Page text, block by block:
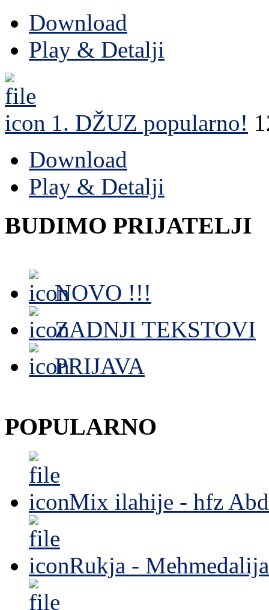
Download
Play & Detalji
1. DŽUZ popularno!
Download
Play & Detalji
BUDIMO PRIJATELJI
NOVO !!!
ZADNJI TEKSTOVI
PRIJAVA
POPULARNO
Mix ilahije - hfz
Rukja -